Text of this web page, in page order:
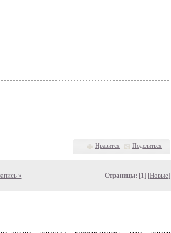
Нравится Поделиться
» Страницы: [1] [Новые]